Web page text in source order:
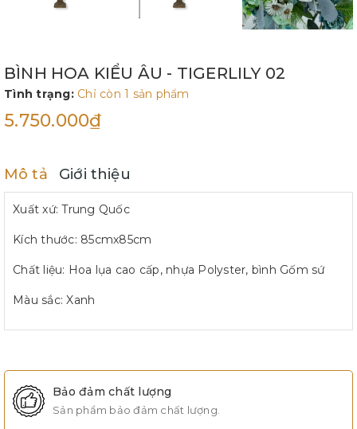
BÌNH HOA KIỂU ÂU - TIGERLILY 02
Tình trạng: Chỉ còn 1 sản phẩm
5.750.000₫
Mô tả Giới thiệu
Xuất xứ: Trung Quốc
Kích thước: 85cmx85cm
Chất liệu: Hoa lụa cao cấp, nhựa Polyster, bình Gốm sứ
Màu sắc: Xanh
Bảo đảm chất lượng
Sản phẩm bảo đảm chất lượng.